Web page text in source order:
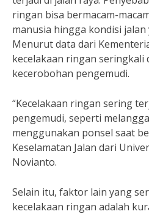
ringan bisa bermacam-
manusia hingga kondisi
Menurut data dari
kecelakaan ringan seringkali
kecerobohan pengemudi.
“Kecelakaan ringan sering
pengemudi, seperti
menggunakan ponsel saat
Keselamatan Jalan dari
Novianto.
Selain itu, faktor lain yang
kecelakaan ringan adalah